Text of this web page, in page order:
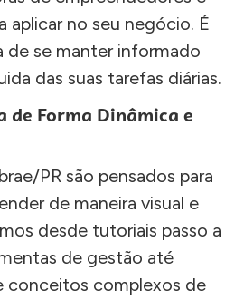
aplicar no seu negócio. É
de se manter informado
das suas tarefas diárias.
de Forma Dinâmica e
PR são pensados para
de maneira visual e
desde tutoriais passo a
de gestão até
conceitos complexos de